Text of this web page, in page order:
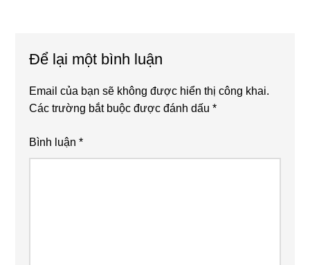
Để lại một bình luận
Email của bạn sẽ không được hiển thị công khai.
Các trường bắt buộc được đánh dấu*
Bình luận*